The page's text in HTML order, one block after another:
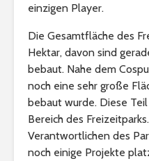
einzigen Player.
Die Gesamtfläche des
Hektar, davon sind
bebaut. Nahe dem
noch eine sehr große
bebaut wurde. Diese
Bereich des
Verantwortlichen des
noch einige Projekte